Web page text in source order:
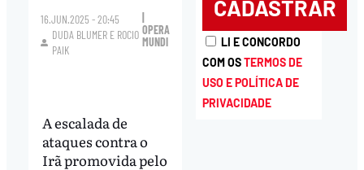
16.JUN.2025 - 20:45
DUDA BLUMER E ROCIO
PAIK
OPERA
MUNDI
A escalada de
ataques contra o
Irã promovida pelo
LI E CONCORDO
COM OSTERMOS DE
USO E POLÍTICA DE
PRIVACIDADE